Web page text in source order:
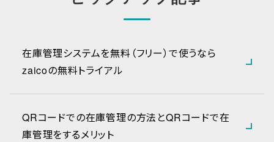
在庫管理システムを無料（フリー）で使うなら
zaicoの無料トライアル
QRコードでの在庫管理の方法とQRコードで在
庫管理をするメリット